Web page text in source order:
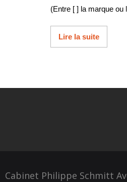
(Entre [ ] la marque ou
Lire la suite
Cabinet Philippe Schmitt